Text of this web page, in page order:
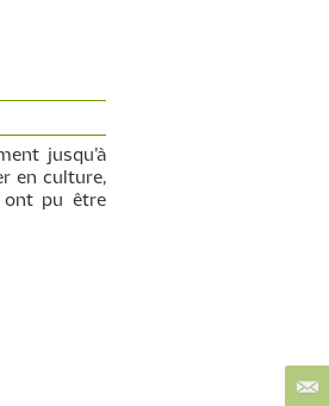
jusqu’à
en culture,
ont pu être